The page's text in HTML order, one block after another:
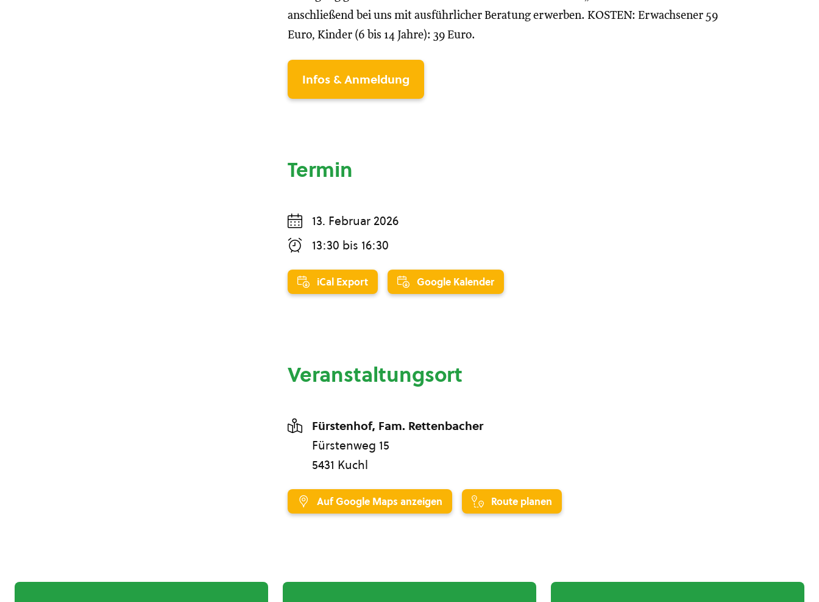
anschließend bei uns mit ausführlicher Beratung erwerben. KOSTEN: Erwachsener 59
Euro, Kinder (6 bis 14 Jahre): 39 Euro.
Infos & Anmeldung
Termin
13. Februar 2026
13:30 bis 16:30
iCal Export Google Kalender
Veranstaltungsort
Fürstenhof, Fam. Rettenbacher
Fürstenweg 15
5431 Kuchl
Auf Google Maps anzeigen Route planen